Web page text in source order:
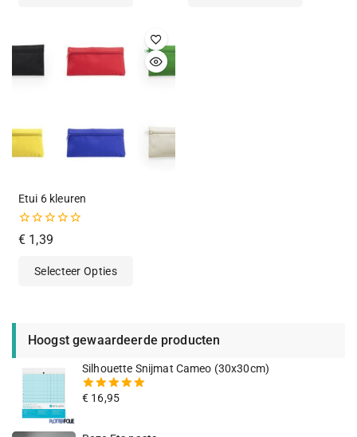
Etui 6 kleuren
0
van
€ 1,39
Selecteer Opties
Hoogst gewaardeerde producten
Silhouette Snijmat Cameo (30x30cm)
5.00van
€ 16,95